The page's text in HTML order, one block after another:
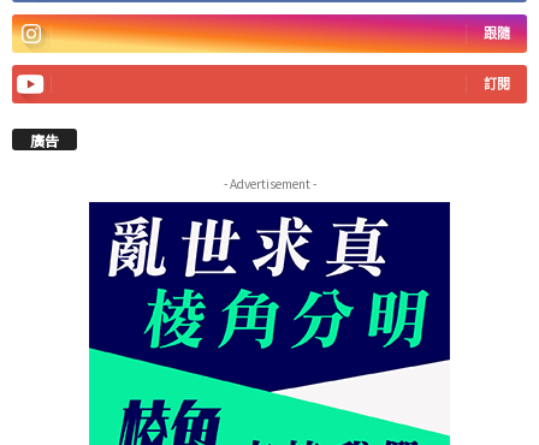
跟隨
訂閱
廣告
- Advertisement -